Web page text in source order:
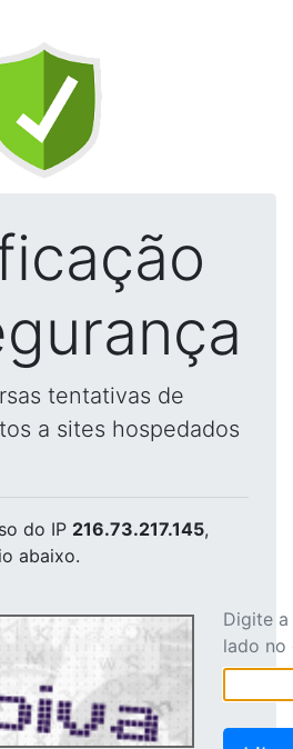
tentativas de
a sites hospedados
do IP 216.73.217.145,
abaixo.
Digite
lado no